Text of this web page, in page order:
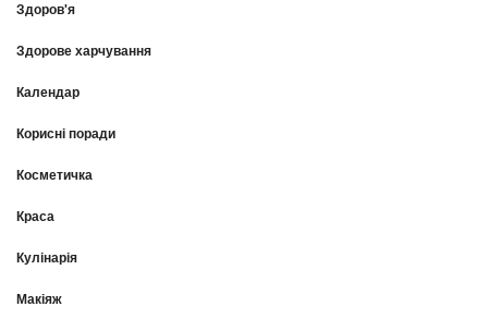
Здоров'я
Здорове харчування
Календар
Корисні поради
Косметичка
Краса
Кулінарія
Макіяж